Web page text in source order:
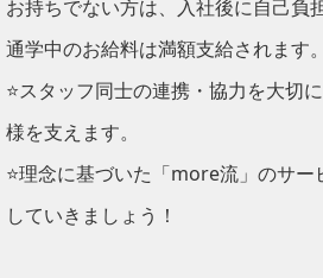
お持ちでない方は、入社後に自己負
通学中のお給料は満額支給されます。
⭐スタッフ同士の連携・協力を大切
様を支えます。
⭐理念に基づいた「more流」のサ
していきましょう！